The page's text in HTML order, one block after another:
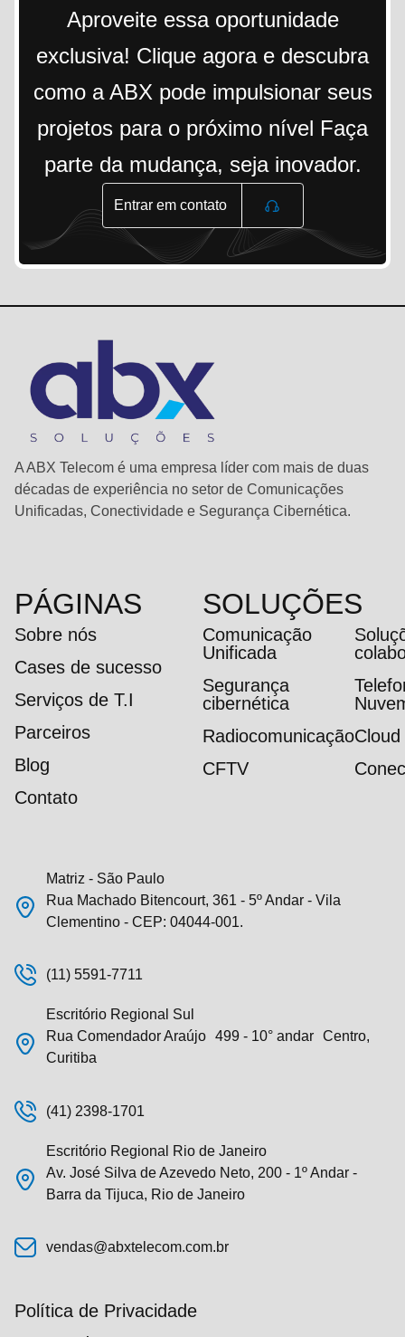
Aproveite essa oportunidade
exclusiva! Clique agora e descubra
como a ABX pode impulsionar seus
projetos para o próximo nível Faça
parte da mudança, seja inovador.
Entrar em contato
A ABX Telecom é uma empresa líder com mais de duas
décadas de experiência no setor de Comunicações
Unificadas, Conectividade e Segurança Cibernética.
PÁGINAS
Sobre nós
Cases de sucesso
Serviços de T.I
Parceiros
Blog
Contato
SOLUÇÕES
Comunicação
Unificada
Segurança
cibernética
RadiocomunicaçãoCloud
CFTV
Matriz - São Paulo
Rua Machado Bitencourt, 361 - 5º Andar - Vila
Clementino - CEP: 04044-001.
(11) 5591-7711
Escritório Regional Sul
Rua Comendador Araújo 499 - 10° andar Centro,
Curitiba
(41) 2398-1701
Escritório Regional Rio de Janeiro
Av. José Silva de Azevedo Neto, 200 - 1º Andar -
Barra da Tijuca, Rio de Janeiro
vendas@abxtelecom.com.br
Política de Privacidade